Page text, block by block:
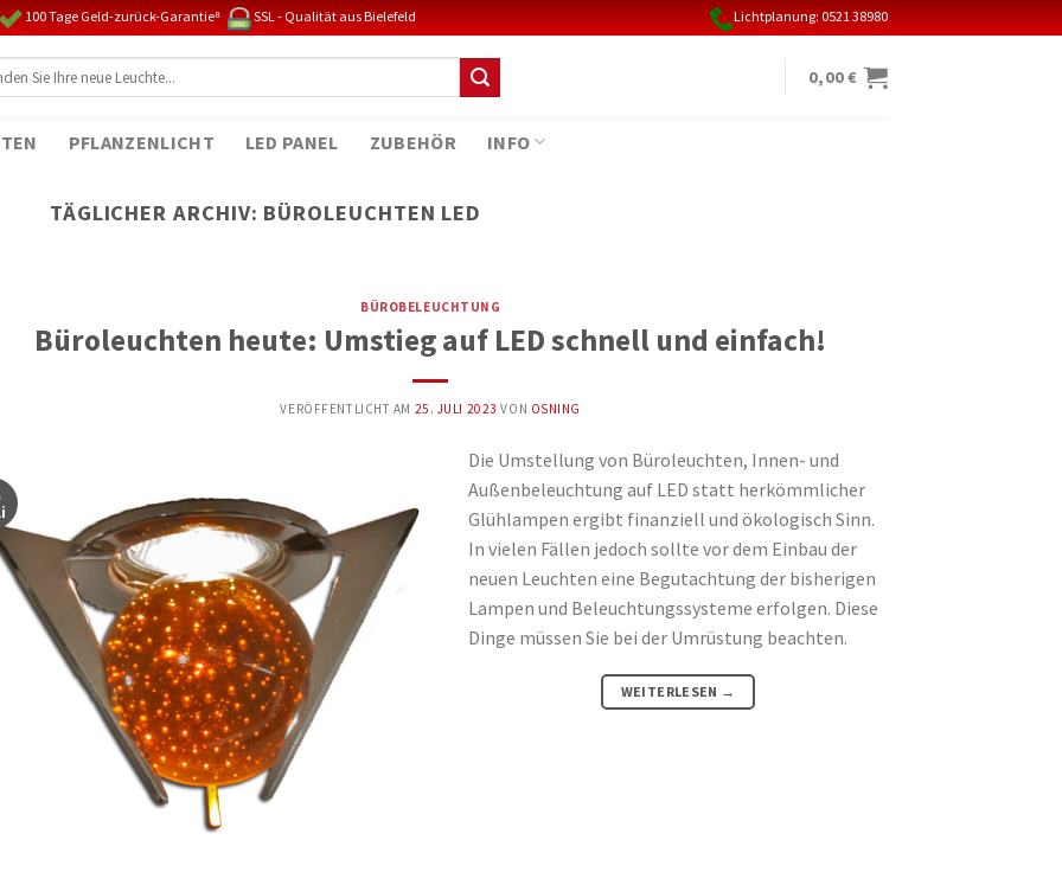
100 Tage Geld-zurück-Garantie⁸ SSL - Qualität aus Bielefeld Lichtplanung: 0521 38980
0,00€
PFLANZENLICHT LED PANEL ZUBEHÖR INFO
TÄGLICHER ARCHIV: BÜROLEUCHTEN LED
BÜROBELEUCHTUNG
Büroleuchten heute: Umstieg auf LED schnell und einfach!
VERÖFFENTLICHT AM 25. JULI 2023 VON OSNING
Die Umstellung von Büroleuchten, Innen- und
Außenbeleuchtung auf LED statt herkömmlicher
Glühlampen ergibt finanziell und ökologisch Sinn.
In vielen Fällen jedoch sollte vor dem Einbau der
neuen Leuchten eine Begutachtung der bisherigen
Lampen und Beleuchtungssysteme erfolgen. Diese
Dinge müssen Sie bei der Umrüstung beachten.
WEITERLESEN →